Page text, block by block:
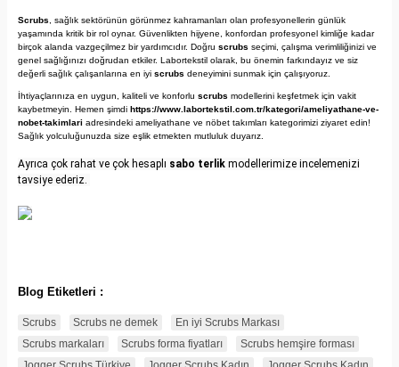
Scrubs , sağlık sektörünün görünmez kahramanları olan profesyonellerin günlük
yaşamında kritik bir rol oynar. Güvenlikten hijyene, konfordan profesyonel kimliğe kadar
birçok alanda vazgeçilmez bir yardımcıdır. Doğru scrubs seçimi, çalışma verimliliğinizi ve
genel sağlığınızı doğrudan etkiler. Labortekstil olarak, bu önemin farkındayız ve siz
değerli sağlık çalışanlarına en iyi scrubs deneyimini sunmak için çalışıyoruz.
İhtiyaçlarınıza en uygun, kaliteli ve konforlu scrubs modellerini keşfetmek için vakit
kaybetmeyin. Hemen şimdi https://www.labortekstil.com.tr/kategori/ameliyathane-ve-
nobet-takimlari adresindeki ameliyathane ve nöbet takımları kategorimizi ziyaret edin!
Sağlık yolculuğunuzda size eşlik etmekten mutluluk duyarız.
Ayrıca çok rahat ve çok hesaplı sabo terlik modellerimize incelemenizi
tavsiye ederiz.
Blog Etiketleri :
Scrubs Scrubs ne demek
En iyi Scrubs Markası
Scrubs markaları
Scrubs forma fiyatları
Scrubs hemşire forması